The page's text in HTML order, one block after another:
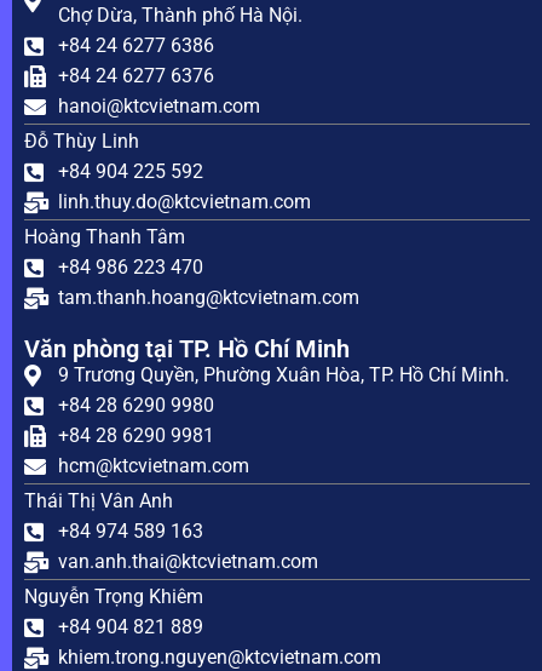
Chợ Dừa, Thành phố Hà Nội.
+84 24 6277 6386
+84 24 6277 6376
hanoi@ktcvietnam.com
Đỗ Thùy Linh
+84 904 225 592
linh.thuy.do@ktcvietnam.com
Hoàng Thanh Tâm
+84 986 223 470
tam.thanh.hoang@ktcvietnam.com
Văn phòng tại TP. Hồ Chí Minh
9 Trương Quyền, Phường Xuân Hòa, TP. Hồ Chí Minh.
+84 28 6290 9980
+84 28 6290 9981
hcm@ktcvietnam.com
Thái Thị Vân Anh
+84 974 589 163
van.anh.thai@ktcvietnam.com
Nguyễn Trọng Khiêm
+84 904 821 889
khiem.trong.nguyen@ktcvietnam.com